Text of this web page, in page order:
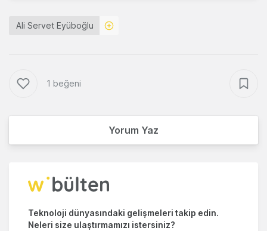
Ali Servet Eyüboğlu
1 beğeni
Yorum Yaz
Teknoloji dünyasındaki gelişmeleri takip edin.
Neleri size ulaştırmamızı istersiniz?